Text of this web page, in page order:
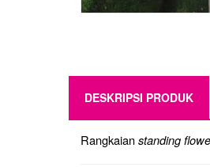
DESKRIPSI PRODUK
Rangkaianstanding